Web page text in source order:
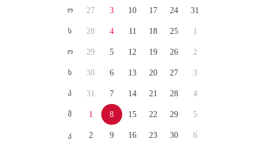
ო
ს
ო
ხ
პ
შ
კ
27
28
29
30
31
1
2
3
4
5
6
7
8
9
10
11
12
13
14
15
16
17
18
19
20
21
22
23
24
25
26
27
28
29
30
31
1
2
3
4
5
6